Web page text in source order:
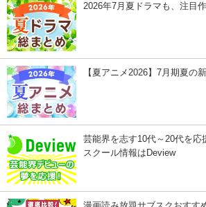
2026年7月夏ドラマも、注目
【夏アニメ2026】7月期夏の
芸能界を志す10代～20代を応
スクール情報はDeview